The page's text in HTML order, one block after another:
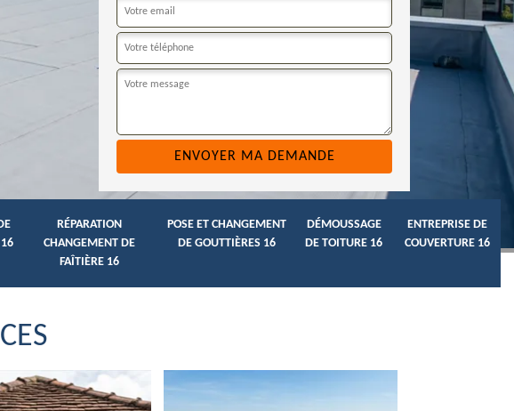
RÉPARATION
CHANGEMENT DE
FAÎTIÈRE 16
POSE ET CHANGEMENT
DE GOUTTIÈRES 16
DÉMOUSSAGE
DE TOITURE 16
ENTREPRISE DE
COUVERTURE 16